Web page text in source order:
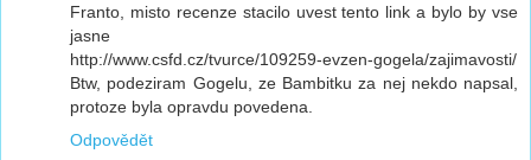
Franto, misto recenze stacilo uvest tento link a bylo by vse
jasne
http://www.csfd.cz/tvurce/109259-evzen-gogela/zajimavosti/
Btw, podeziram Gogelu, ze Bambitku za nej nekdo napsal,
protoze byla opravdu povedena.
Odpovědět